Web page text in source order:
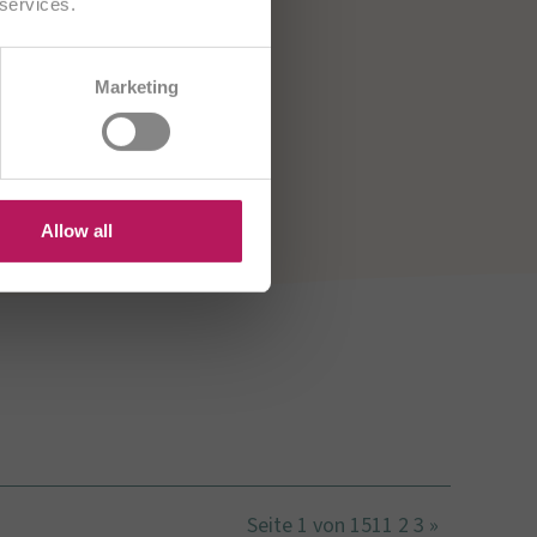
Marketing
Allow all
Seite 1 von 1511 2 3 »
CH/FR